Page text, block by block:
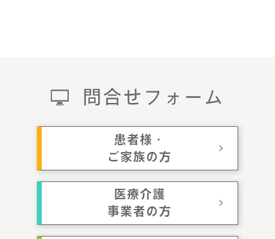
問合せフォーム
患者様・
ご家族の方
医療介護
事業者の方